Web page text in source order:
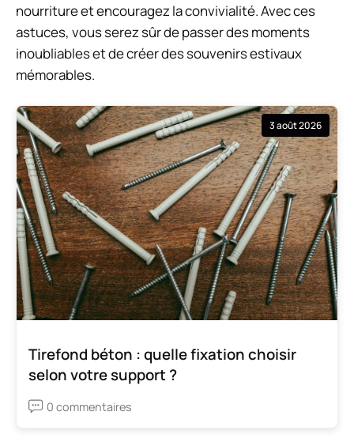
nourriture et encouragez la convivialité. Avec ces
astuces, vous serez sûr de passer des moments
inoubliables et de créer des souvenirs estivaux
mémorables.
3 août 2026
Tirefond béton : quelle fixation choisir
selon votre support ?
0 commentaires